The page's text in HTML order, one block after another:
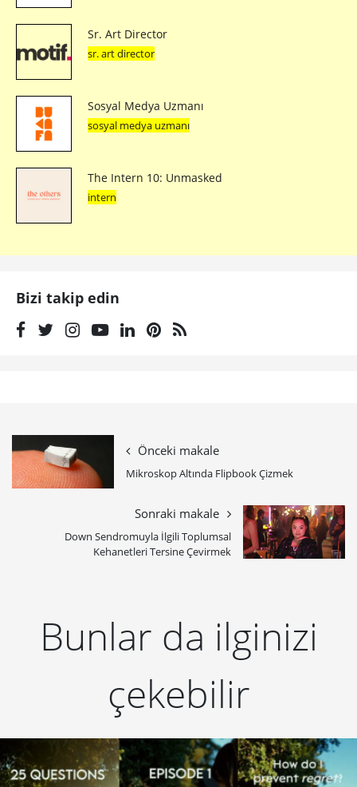
Sr. Art Director
sr. art director
Sosyal Medya Uzmanı
sosyal medya uzmanı
The Intern 10: Unmasked
intern
Bizi takip edin
Önceki makale
Mikroskop Altında Flipbook Çizmek
Sonraki makale
Down Sendromuyla İlgili Toplumsal
Kehanetleri Tersine Çevirmek
Bunlar da ilginizi
çekebilir